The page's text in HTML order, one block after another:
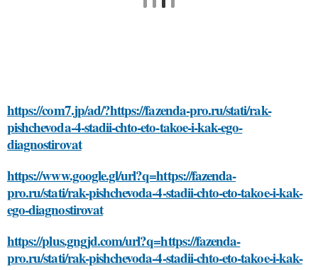
https://com7.jp/ad/?https://fazenda-pro.ru/stati/rak-
pishchevoda-4-stadii-chto-eto-takoe-i-kak-ego-
diagnostirovat
https://www.google.gl/url?q=https://fazenda-
pro.ru/stati/rak-pishchevoda-4-stadii-chto-eto-takoe-i-kak-
ego-diagnostirovat
https://plus.gngjd.com/url?q=https://fazenda-
pro.ru/stati/rak-pishchevoda-4-stadii-chto-eto-takoe-i-kak-